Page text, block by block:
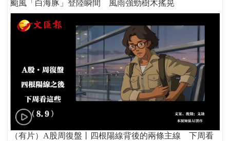
颱風「白海豚」登陸瞬間 風雨強勁樹木搖晃
（有片）A股周復盤丨四根陽線背後的兩條主線 下周看